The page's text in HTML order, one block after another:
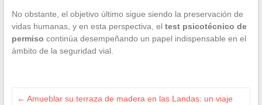
No obstante, el objetivo último sigue siendo la preservación de
vidas humanas, y en esta perspectiva, el test psicotécnico de
permiso continúa desempeñando un papel indispensable en el
ámbito de la seguridad vial.
← Amueblar su terraza de madera en las Landas: un viaje